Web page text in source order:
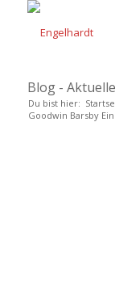
Blog -
Du bist hier:
Goodwin Barsby